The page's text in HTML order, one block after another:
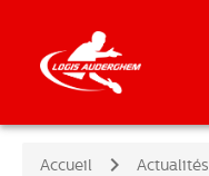
Accueil
Actualités